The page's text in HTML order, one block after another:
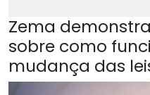
Zema
sobre como
mudança das